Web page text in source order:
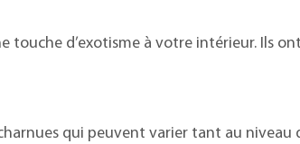
touche d’exotisme à votre intérieur. Ils
qui peuvent varier tant au niveau